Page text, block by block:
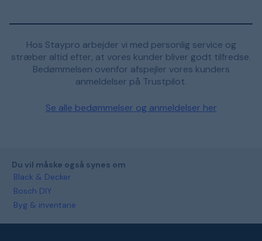
Hos Staypro arbejder vi med personlig service og
stræber altid efter, at vores kunder bliver godt tilfredse.
Bedømmelsen ovenfor afspejler vores kunders
anmeldelser på Trustpilot.
Se alle bedømmelser og anmeldelser her
Du vil måske også synes om
Black & Decker
Bosch DIY
Byg & inventarie